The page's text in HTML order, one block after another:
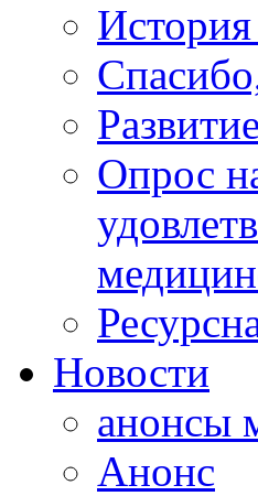
Опрос
Новости
анонсы
Анонс